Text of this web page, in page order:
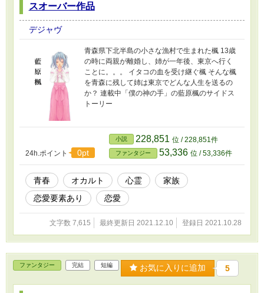
スオーバー作品
デジャヴ
青森県下北半島の小さな漁村で生まれた楓 13歳
の時に両親が離婚し、姉が一年後、東京へ行く
ことに。。。 イタコの血を受け継ぐ楓 そんな楓
を青森に残して姉は東京でどんな人生を送るの
か？ 連載中「僕の神の手」の藍原楓のサイドス
トーリー
24h.ポイント 0pt
小説 228,851 位 / 228,851件
ファンタジー 53,336 位 / 53,336件
青春 オカルト 心霊
家族
恋愛要素あり
恋愛
文字数 7,615 最終更新日 2021.12.10 登録日 2021.10.28
ファンタジー 完結 短編 お気に入りに追加 5